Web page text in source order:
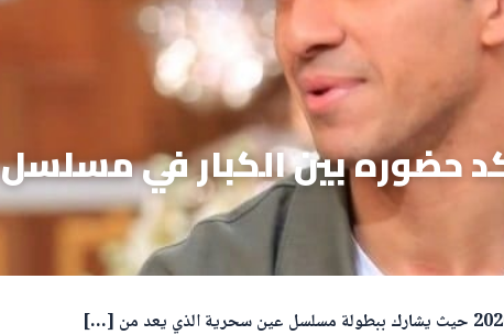
حضوره بين الكبار في مسلسل